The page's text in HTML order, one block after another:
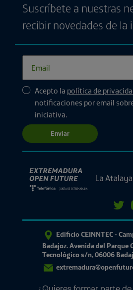
Suscríbete a nuestras
recibir novedades de la
Acepto la política de
notificaciones por email
iniciativa.
Enviar
Edificio CEINNTEC -
Badajoz. Avenida del Parque
Tecnológico s/n, 06006